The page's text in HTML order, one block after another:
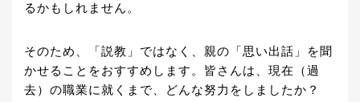
るかもしれません。
そのため、「説教」ではなく、親の「思い出話」を聞
かせることをおすすめします。皆さんは、現在（過
去）の職業に就くまで、どんな努力をしましたか？